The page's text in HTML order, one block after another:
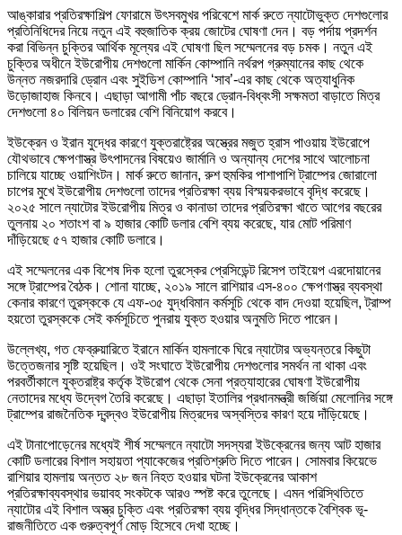
আঙ্কারার প্রতিরক্ষাশিল্প ফোরামে উৎসবমুখর পরিবেশে মার্ক রুতে ন্যাটোভুক্ত দেশগুলোর
প্রতিনিধিদের নিয়ে নতুন এই বহুজাতিক ক্রয় জোটের ঘোষণা দেন। বড় পর্দায় প্রদর্শন
করা বিভিন্ন চুক্তির আর্থিক মূল্যের এই ঘোষণা ছিল সম্মেলনের বড় চমক। নতুন এই
চুক্তির অধীনে ইউরোপীয় দেশগুলো মার্কিন কোম্পানি নর্থরপ গ্রুম্যানের কাছ থেকে
উন্নত নজরদারি ড্রোন এবং সুইডিশ কোম্পানি ‘সাব’-এর কাছ থেকে অত্যাধুনিক
উড়োজাহাজ কিনবে। এছাড়া আগামী পাঁচ বছরে ড্রোন-বিধ্বংসী সক্ষমতা বাড়াতে মিত্র
দেশগুলো ৪০ বিলিয়ন ডলারের বেশি বিনিয়োগ করবে।
ইউক্রেন ও ইরান যুদ্ধের কারণে যুক্তরাষ্ট্রের অস্ত্রের মজুত হ্রাস পাওয়ায় ইউরোপে
যৌথভাবে ক্ষেপণাস্ত্র উৎপাদনের বিষয়েও জার্মানি ও অন্যান্য দেশের সাথে আলোচনা
চালিয়ে যাচ্ছে ওয়াশিংটন। মার্ক রুতে জানান, রুশ হুমকির পাশাপাশি ট্রাম্পের জোরালো
চাপের মুখে ইউরোপীয় দেশগুলো তাদের প্রতিরক্ষা ব্যয় বিস্ময়করভাবে বৃদ্ধি করেছে।
২০২৫ সালে ন্যাটোর ইউরোপীয় মিত্র ও কানাডা তাদের প্রতিরক্ষা খাতে আগের বছরের
তুলনায় ২০ শতাংশ বা ৯ হাজার কোটি ডলার বেশি ব্যয় করেছে, যার মোট পরিমাণ
দাঁড়িয়েছে ৫৭ হাজার কোটি ডলারে।
এই সম্মেলনের এক বিশেষ দিক হলো তুরস্কের প্রেসিডেন্ট রিসেপ তাইয়েপ এরদোয়ানের
সঙ্গে ট্রাম্পের বৈঠক। শোনা যাচ্ছে, ২০১৯ সালে রাশিয়ার এস-৪০০ ক্ষেপণাস্ত্র ব্যবস্থা
কেনার কারণে তুরস্ককে যে এফ-৩৫ যুদ্ধবিমান কর্মসূচি থেকে বাদ দেওয়া হয়েছিল, ট্রাম্প
হয়তো তুরস্ককে সেই কর্মসূচিতে পুনরায় যুক্ত হওয়ার অনুমতি দিতে পারেন।
উল্লেখ্য, গত ফেব্রুয়ারিতে ইরানে মার্কিন হামলাকে ঘিরে ন্যাটোর অভ্যন্তরে কিছুটা
উত্তেজনার সৃষ্টি হয়েছিল। ওই সংঘাতে ইউরোপীয় দেশগুলোর সমর্থন না থাকা এবং
পরবর্তীকালে যুক্তরাষ্ট্র কর্তৃক ইউরোপ থেকে সেনা প্রত্যাহারের ঘোষণা ইউরোপীয়
নেতাদের মধ্যে উদ্বেগ তৈরি করেছে। এছাড়া ইতালির প্রধানমন্ত্রী জর্জিয়া মেলোনির সঙ্গে
ট্রাম্পের রাজনৈতিক দ্বন্দ্বও ইউরোপীয় মিত্রদের অস্বস্তির কারণ হয়ে দাঁড়িয়েছে।
এই টানাপোড়েনের মধ্যেই শীর্ষ সম্মেলনে ন্যাটো সদস্যরা ইউক্রেনের জন্য আট হাজার
কোটি ডলারের বিশাল সহায়তা প্যাকেজের প্রতিশ্রুতি দিতে পারেন। সোমবার কিয়েভে
রাশিয়ার হামলায় অন্তত ২৮ জন নিহত হওয়ার ঘটনা ইউক্রেনের আকাশ
প্রতিরক্ষাব্যবস্থার ভয়াবহ সংকটকে আরও স্পষ্ট করে তুলেছে। এমন পরিস্থিতিতে
ন্যাটোর এই বিশাল অস্ত্র চুক্তি এবং প্রতিরক্ষা ব্যয় বৃদ্ধির সিদ্ধান্তকে বৈশ্বিক ভূ-
রাজনীতিতে এক গুরুত্বপূর্ণ মোড় হিসেবে দেখা হচ্ছে।